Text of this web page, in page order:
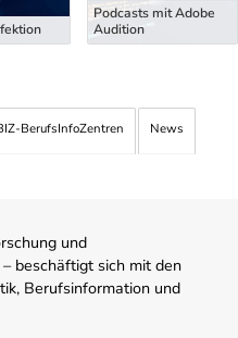
Podcasts mit Adobe
Audition
BerufsInfoZentren News
und
beschäftigt sich mit den
Berufsinformation und